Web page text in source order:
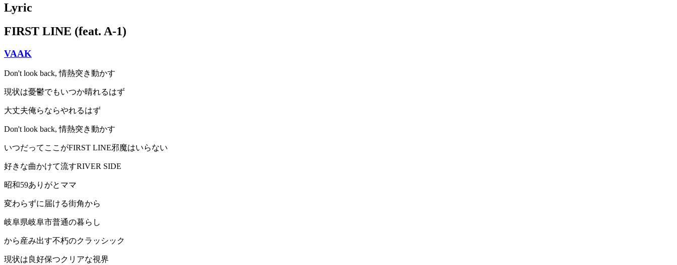
Lyric
FIRST LINE (feat. A-1)
VAAK
Don't look back, 情熱突き動かす
現状は憂鬱でもいつか晴れるはず
大丈夫俺らならやれるはず
Don't look back, 情熱突き動かす
いつだってここがFIRST LINE邪魔はいらない
好きな曲かけて流すRIVER SIDE
昭和59ありがとママ
変わらずに届ける街角から
岐阜県岐阜市普通の暮らし
から産み出す不朽のクラッシック
現状は良好保つクリアな視界